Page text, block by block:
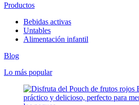
Productos
Bebidas activas
Untables
Alimentación infantil
Blog
Lo más popular